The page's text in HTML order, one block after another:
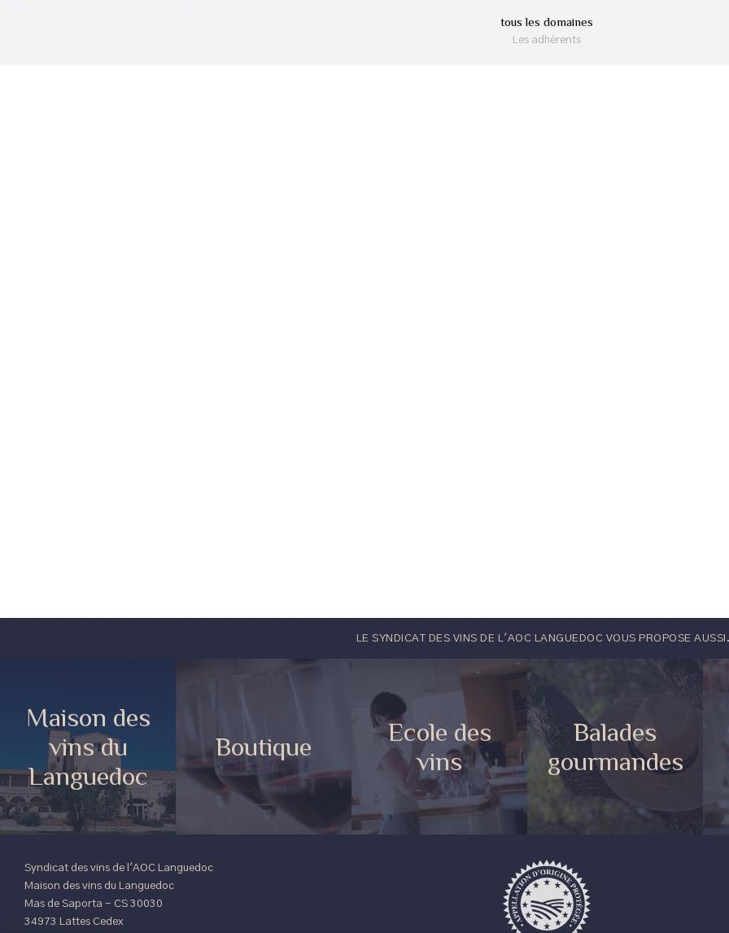
tous les domaines
Les adhérents
LE SYNDICAT DES VINS DE L'AOC LANGUEDOC VOUS PROPOSE
Maison des
vins du
Languedoc
Boutique
Ecole des
vins
Balades
gourmandes
Syndicat des vins de l'AOC Languedoc
Maison des vins du Languedoc
Mas de Saporta - CS 30030
34973 Lattes Cedex